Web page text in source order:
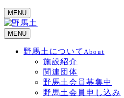
MENU
MENU
野馬土について About
施設紹介
関連団体
野馬土会員募集中
野馬土会員申し込み